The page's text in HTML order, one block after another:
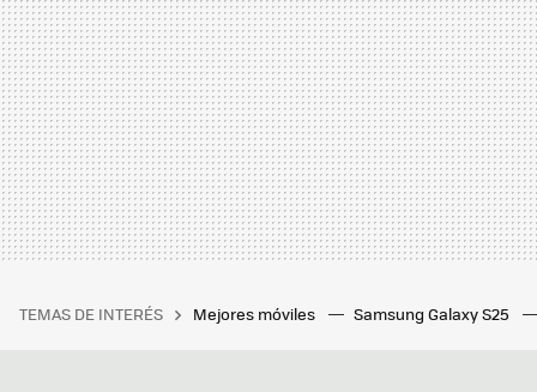
TEMAS DE INTERÉS Mejores móviles Samsung Galaxy S25